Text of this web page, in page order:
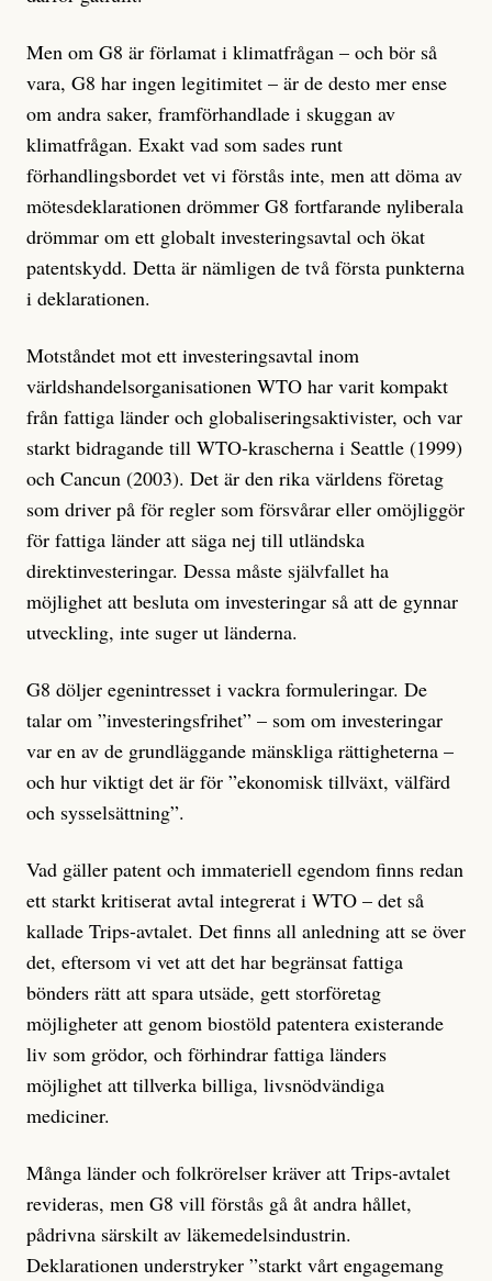
Men om G8 är förlamat i klimatfrågan – och bör så
vara, G8 har ingen legitimitet – är de desto mer ense
om andra saker, framförhandlade i skuggan av
klimatfrågan. Exakt vad som sades runt
förhandlingsbordet vet vi förstås inte, men att döma av
mötesdeklarationen drömmer G8 fortfarande nyliberala
drömmar om ett globalt investeringsavtal och ökat
patentskydd. Detta är nämligen de två första punkterna
i deklarationen.
Motståndet mot ett investeringsavtal inom
världshandelsorganisationen WTO har varit kompakt
från fattiga länder och globaliseringsaktivister, och var
starkt bidragande till WTO-krascherna i Seattle (1999)
och Cancun (2003). Det är den rika världens företag
som driver på för regler som försvårar eller omöjliggör
för fattiga länder att säga nej till utländska
direktinvesteringar. Dessa måste självfallet ha
möjlighet att besluta om investeringar så att de gynnar
utveckling, inte suger ut länderna.
G8 döljer egenintresset i vackra formuleringar. De
talar om ”investeringsfrihet” – som om investeringar
var en av de grundläggande mänskliga rättigheterna –
och hur viktigt det är för ”ekonomisk tillväxt, välfärd
och sysselsättning”.
Vad gäller patent och immateriell egendom finns redan
ett starkt kritiserat avtal integrerat i WTO – det så
kallade Trips-avtalet. Det finns all anledning att se över
det, eftersom vi vet att det har begränsat fattiga
bönders rätt att spara utsäde, gett storföretag
möjligheter att genom biostöld patentera existerande
liv som grödor, och förhindrar fattiga länders
möjlighet att tillverka billiga, livsnödvändiga
mediciner.
Många länder och folkrörelser kräver att Trips-avtalet
revideras, men G8 vill förstås gå åt andra hållet,
pådrivna särskilt av läkemedelsindustrin.
Deklarationen understryker ”starkt vårt engagemang